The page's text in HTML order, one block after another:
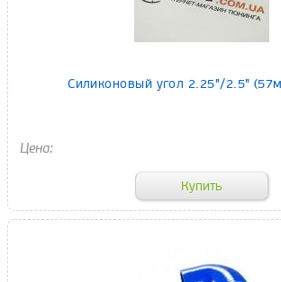
Силиконовый угол 2.25"/2.5"